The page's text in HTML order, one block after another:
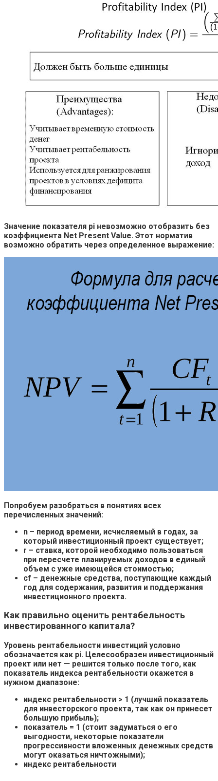
Значение показателя pi невозможно отобразить без
коэффициента Net Present Value. Этот норматив
возможно обратить через определенное выражение:
Попробуем разобраться в понятиях всех
перечисленных значений:
n – период времени, исчисляемый в годах, за
который инвестиционный проект существует;
r – ставка, которой необходимо пользоваться
при пересчете планируемых доходов в единый
объем с уже имеющейся стоимостью;
cf – денежные средства, поступающие каждый
год для содержания, развития и поддержания
инвестиционного проекта.
Как правильно оценить рентабельность
инвестированного капитала?
Уровень рентабельности инвестиций условно
обозначается как pi. Целесообразен инвестиционный
проект или нет — решится только после того, как
показатель индекса рентабельности окажется в
нужном диапазоне:
индекс рентабельности > 1 (лучший показатель
для инвесторского проекта, так как он принесет
большую прибыль);
показатель = 1 (стоит задуматься о его
выгодности, некоторые показатели
прогрессивности вложенных денежных средств
могут оказаться ничтожными);
индекс рентабельности